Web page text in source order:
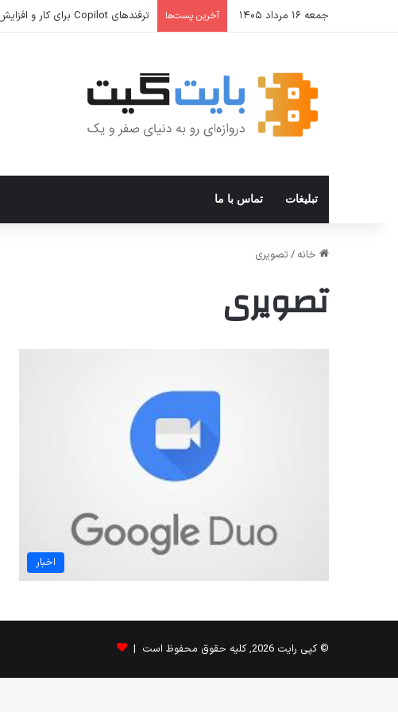
جمعه ۱۶ مرداد ۱۴۰۵ آخرین پست‌ها ترفندهای Copilot برای کار و افزایش بهره‌وری
تبلیغات تماس با ما
خانه / تصویری
تصویری
اخبار
© کپی رایت 2026, کلیه حقوق محفوظ است |